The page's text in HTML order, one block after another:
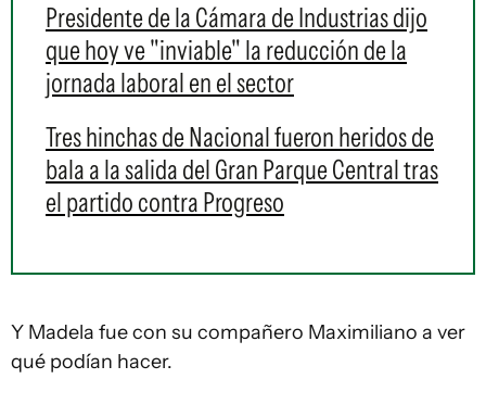
Presidente de la Cámara de Industrias dijo
que hoy ve "inviable" la reducción de la
jornada laboral en el sector
Tres hinchas de Nacional fueron heridos de
bala a la salida del Gran Parque Central tras
el partido contra Progreso
Y Madela fue con su compañero Maximiliano a ver
qué podían hacer.